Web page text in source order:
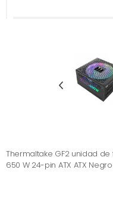
Thermaltake GF2 unidad
650 W 24-pin ATX ATX Negro